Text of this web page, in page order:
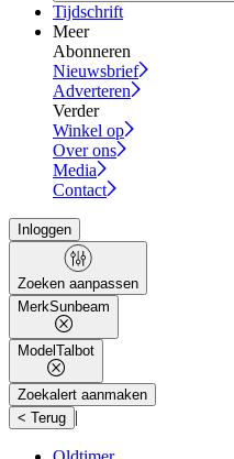
Tijdschrift
Meer
Abonneren
Nieuwsbrief
Adverteren
Verder
Winkel op
Over ons
Media
Contact
Inloggen
Zoeken aanpassen
MerkSunbeam
ModelTalbot
Zoekalert aanmaken
< Terug |